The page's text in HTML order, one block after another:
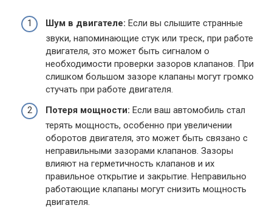
Шум в двигателе: Если вы слышите странные
звуки, напоминающие стук или треск, при работе
двигателя, это может быть сигналом о
необходимости проверки зазоров клапанов. При
слишком большом зазоре клапаны могут громко
стучать при работе двигателя.
Потеря мощности: Если ваш автомобиль стал
терять мощность, особенно при увеличении
оборотов двигателя, это может быть связано с
неправильными зазорами клапанов. Зазоры
влияют на герметичность клапанов и их
правильное открытие и закрытие. Неправильно
работающие клапаны могут снизить мощность
двигателя.